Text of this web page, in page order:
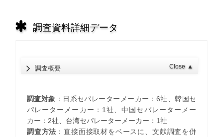
調査資料詳細データ
調査概要 Close ▲
調査対象 ：日系セパレーターメーカー：6社、韓国セ
パレーターメーカー：1社、中国セパレーターメー
カー：2社、台湾セパレーターメーカー：1社
調査方法 ：直接面接取材をベースに、文献調査を併